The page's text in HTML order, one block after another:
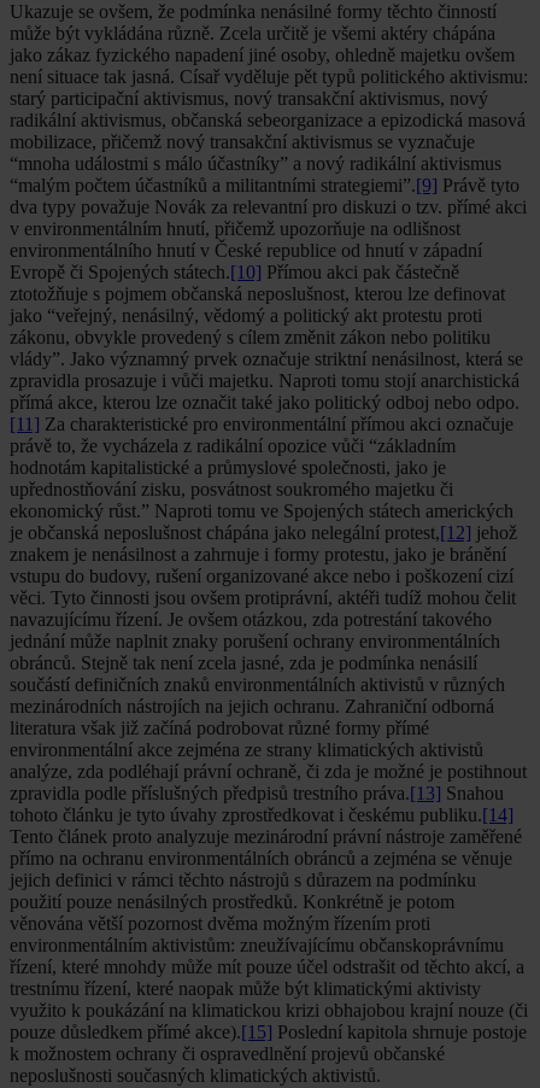
Ukazuje se ovšem, že podmínka nenásilné formy těchto činností
může být vykládána různě. Zcela určitě je všemi aktéry chápána
jako zákaz fyzického napadení jiné osoby, ohledně majetku ovšem
není situace tak jasná. Císař vyděluje pět typů politického aktivismu:
starý participační aktivismus, nový transakční aktivismus, nový
radikální aktivismus, občanská sebeorganizace a epizodická masová
mobilizace, přičemž nový transakční aktivismus se vyznačuje
“mnoha událostmi s málo účastníky” a nový radikální aktivismus
“malým počtem účastníků a militantními strategiemi”.[9] Právě tyto
dva typy považuje Novák za relevantní pro diskuzi o tzv. přímé akci
v environmentálním hnutí, přičemž upozorňuje na odlišnost
environmentálního hnutí v České republice od hnutí v západní
Evropě či Spojených státech.[10] Přímou akci pak částečně
ztotožňuje s pojmem občanská neposlušnost, kterou lze definovat
jako “veřejný, nenásilný, vědomý a politický akt protestu proti
zákonu, obvykle provedený s cílem změnit zákon nebo politiku
vlády”. Jako významný prvek označuje striktní nenásilnost, která se
zpravidla prosazuje i vůči majetku. Naproti tomu stojí anarchistická
přímá akce, kterou lze označit také jako politický odboj nebo odpo.
[11] Za charakteristické pro environmentální přímou akci označuje
právě to, že vycházela z radikální opozice vůči “základním
hodnotám kapitalistické a průmyslové společnosti, jako je
upřednostňování zisku, posvátnost soukromého majetku či
ekonomický růst.” Naproti tomu ve Spojených státech amerických
je občanská neposlušnost chápána jako nelegální protest,[12] jehož
znakem je nenásilnost a zahrnuje i formy protestu, jako je bránění
vstupu do budovy, rušení organizované akce nebo i poškození cizí
věci. Tyto činnosti jsou ovšem protiprávní, aktéři tudíž mohou čelit
navazujícímu řízení. Je ovšem otázkou, zda potrestání takového
jednání může naplnit znaky porušení ochrany environmentálních
obránců. Stejně tak není zcela jasné, zda je podmínka nenásilí
součástí definičních znaků environmentálních aktivistů v různých
mezinárodních nástrojích na jejich ochranu. Zahraniční odborná
literatura však již začíná podrobovat různé formy přímé
environmentální akce zejména ze strany klimatických aktivistů
analýze, zda podléhají právní ochraně, či zda je možné je postihnout
zpravidla podle příslušných předpisů trestního práva.[13] Snahou
tohoto článku je tyto úvahy zprostředkovat i českému publiku.[14]
Tento článek proto analyzuje mezinárodní právní nástroje zaměřené
přímo na ochranu environmentálních obránců a zejména se věnuje
jejich definici v rámci těchto nástrojů s důrazem na podmínku
použití pouze nenásilných prostředků. Konkrétně je potom
věnována větší pozornost dvěma možným řízením proti
environmentálním aktivistům: zneužívajícímu občanskoprávnímu
řízení, které mnohdy může mít pouze účel odstrašit od těchto akcí, a
trestnímu řízení, které naopak může být klimatickými aktivisty
využito k poukázání na klimatickou krizi obhajobou krajní nouze (či
pouze důsledkem přímé akce).[15] Poslední kapitola shrnuje postoje
k možnostem ochrany či ospravedlnění projevů občanské
neposlušnosti současných klimatických aktivistů.